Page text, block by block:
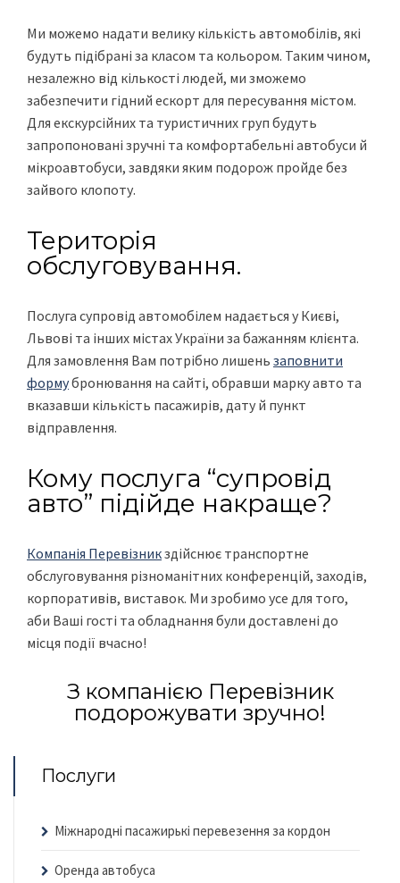
Ми можемо надати велику кількість автомобілів, які
будуть підібрані за класом та кольором. Таким чином,
незалежно від кількості людей, ми зможемо
забезпечити гідний ескорт для пересування містом.
Для екскурсійних та туристичних груп будуть
запропоновані зручні та комфортабельні автобуси й
мікроавтобуси, завдяки яким подорож пройде без
зайвого клопоту.
Територія
обслуговування.
Послуга супровід автомобілем надається у Києві,
Львові та інших містах України за бажанням клієнта.
Для замовлення Вам потрібно лишень заповнити
формубронювання на сайті, обравши марку авто та
вказавши кількість пасажирів, дату й пункт
відправлення.
Кому послуга “супровід
авто” підійде накраще?
Компанія Перевізникздійснює транспортне
обслуговування різноманітних конференцій, заходів,
корпоративів, виставок. Ми зробимо усе для того,
аби Ваші гості та обладнання були доставлені до
місця події вчасно!
З компанією Перевізник
подорожувати зручно!
Послуги
Міжнародні пасажирькі перевезення за кордон
Оренда автобуса